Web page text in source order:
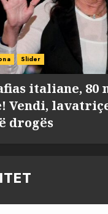
Slider
italiane,
Vendi,
drogës